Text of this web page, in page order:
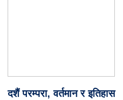
दशैं परम्परा, वर्तमान र इतिहास